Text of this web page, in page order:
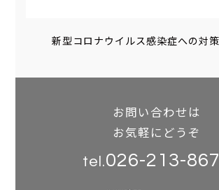
新型コロナウイルス感染症への対
お問い合わせは
お気軽にどうぞ
tel.026-213-